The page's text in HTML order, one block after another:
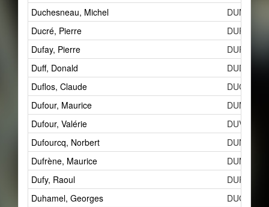
Duchesneau, Michel
DUM
Ducré, Pierre
DUP
Dufay, Pierre
DUPc
Duff, Donald
DUDa
Duflos, Claude
DUC
Dufour, Maurice
DUMb
Dufour, Valérie
DUV
Dufourcq, Norbert
DUN
Dufrène, Maurice
DUMc
Dufy, Raoul
DUR
Duhamel, Georges
DUGa